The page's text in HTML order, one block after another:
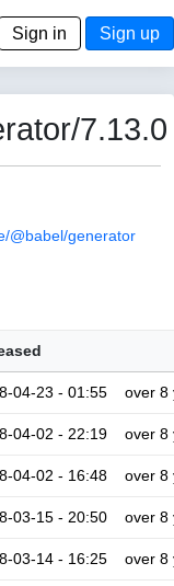
Sign in Sign up
7.13.0
@babel/generator
04-23 - 01:55 over 8
04-02 - 22:19 over 8
04-02 - 16:48 over 8
03-15 - 20:50 over 8
03-14 - 16:25 over 8